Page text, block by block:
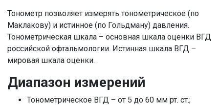
Тонометр позволяет измерять тонометрическое (по
Маклакову) и истинное (по Гольдману) давления.
Тонометрическая шкала – основная шкала оценки ВГД
российской офтальмологии. Истинная шкала ВГД –
мировая шкала оценки.
Диапазон измерений
Тонометрическое ВГД – от 5 до 60 мм рт. ст.;